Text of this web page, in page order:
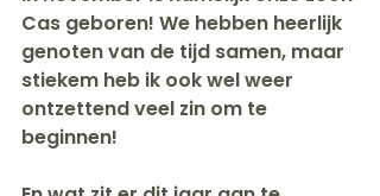
Cas geboren! We hebben heerlijk
genoten van de tijd samen, maar
stiekem heb ik ook wel weer
ontzettend veel zin om te
beginnen!